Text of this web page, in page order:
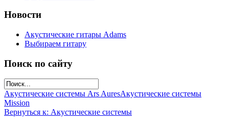
Новости
Акустические гитары Adams
Выбираем гитару
Поиск по сайту
Акустические системы Ars AuresАкустические системы
Mission
Вернуться к: Акустические системы